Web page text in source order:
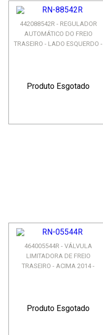
442088542R - REGULADOR
AUTOMÁTICO DO FREIO
TRASEIRO - LADO ESQUERDO -
Produto Esgotado
464005544R - VÁLVULA
LIMITADORA DE FREIO
TRASEIRO - ACIMA 2014 -
Produto Esgotado